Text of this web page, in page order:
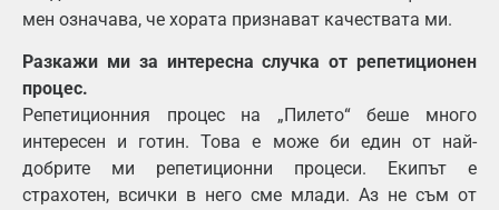
мен означава, че хората признават качествата ми.
Разкажи ми за интересна случка от репетиционен
процес.
Репетиционния процес на „Пилето“ беше много
интересен и готин. Това е може би един от най-
добрите ми репетиционни процеси. Екипът е
страхотен, всички в него сме млади. Аз не съм от